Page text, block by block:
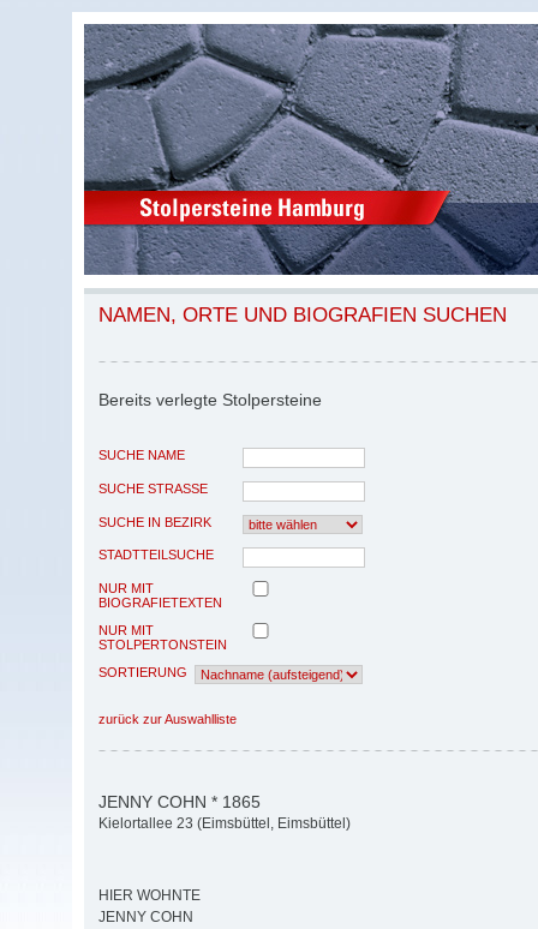
NAMEN, ORTE UND BIOGRAFIEN SUCHEN
Bereits verlegte Stolpersteine
SUCHE NAME
SUCHE STRASSE
SUCHE IN BEZIRK
STADTTEILSUCHE
NUR MIT
BIOGRAFIETEXTEN
NUR MIT
STOLPERTONSTEIN
SORTIERUNG
zurück zur Auswahlliste
JENNY COHN * 1865
Kielortallee 23 (Eimsbüttel, Eimsbüttel)
HIER WOHNTE
JENNY COHN